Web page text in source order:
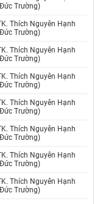
Trường)
Thích Nguyên Hạnh
Trường)
Thích Nguyên Hạnh
Trường)
Thích Nguyên Hạnh
Trường)
Thích Nguyên Hạnh
Trường)
Thích Nguyên Hạnh
Trường)
Thích Nguyên Hạnh
Trường)
Thích Nguyên Hạnh
Trường)